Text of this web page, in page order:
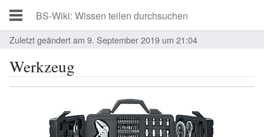
Zuletzt geändert am 9. September 2019 um 21:04
Werkzeug